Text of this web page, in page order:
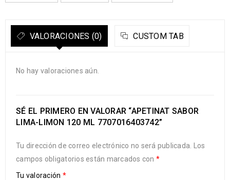
VALORACIONES (0) CUSTOM TAB
No hay valoraciones aún.
SÉ EL PRIMERO EN VALORAR “APETINAT SABOR
LIMA-LIMON 120 ML 7707016403742”
Tu dirección de correo electrónico no será publicada.
Los
campos obligatorios están marcados con *
Tu valoración *